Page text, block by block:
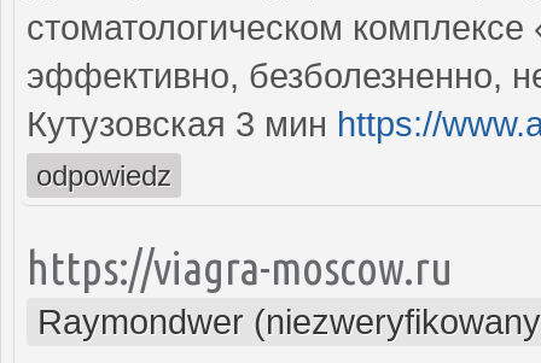
стоматологическом
эффективно, безболезненно,
Кутузовская 3 мин https://
odpowiedz
https://viagra-moscow.ru
Raymondwer